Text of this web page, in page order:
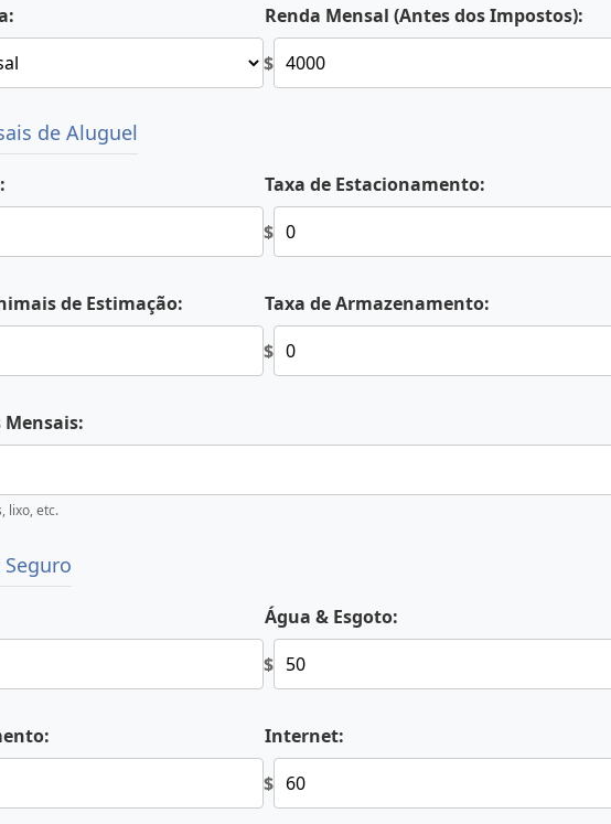
Renda Mensal (Antes dos Impostos):
$
de Aluguel
Taxa de Estacionamento:
$
de Estimação:
Taxa de Armazenamento:
$
Mensais:
lixo, etc.
Água & Esgoto:
$
Internet:
$